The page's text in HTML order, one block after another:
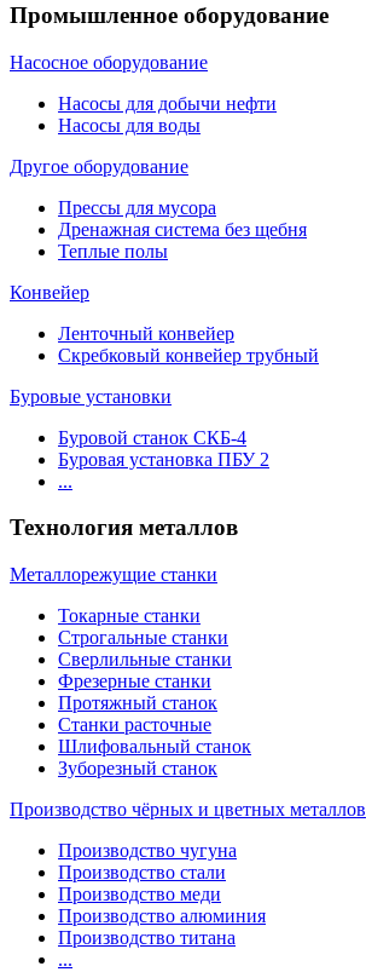
Промышленное оборудование
Насосное оборудование
Насосы для добычи нефти
Насосы для воды
Другое оборудование
Прессы для мусора
Дренажная система без щебня
Теплые полы
Конвейер
Ленточный конвейер
Скребковый конвейер трубный
Буровые установки
Буровой станок СКБ-4
Буровая установка ПБУ 2
...
Технология металлов
Металлорежущие станки
Токарные станки
Строгальные станки
Сверлильные станки
Фрезерные станки
Протяжный станок
Станки расточные
Шлифовальный станок
Зуборезный станок
Производство чёрных и цветных металлов
Производство чугуна
Производство стали
Производство меди
Производство алюминия
Производство титана
...